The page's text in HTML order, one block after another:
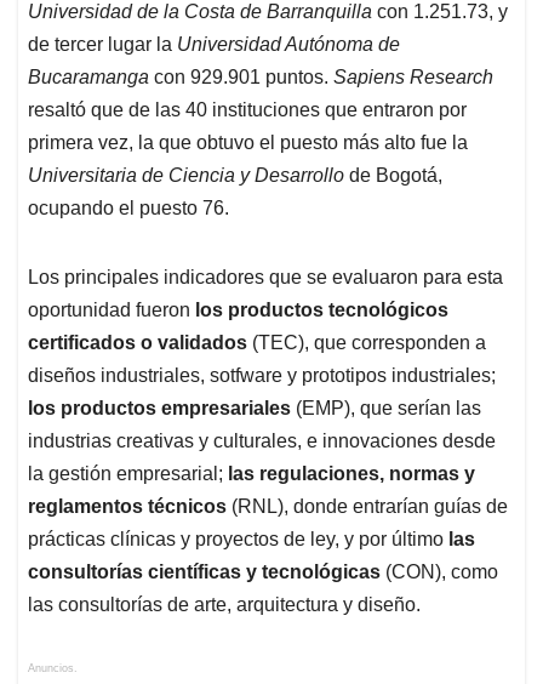
Universidad de la Costa de Barranquilla con 1.251.73, y
de tercer lugar la Universidad Autónoma de
Bucaramanga con 929.901 puntos. Sapiens Research
resaltó que de las 40 instituciones que entraron por
primera vez, la que obtuvo el puesto más alto fue la
Universitaria de Ciencia y Desarrollo de Bogotá,
ocupando el puesto 76.
Los principales indicadores que se evaluaron para esta
oportunidad fueron los productos tecnológicos
certificados o validados (TEC), que corresponden a
diseños industriales, sotfware y prototipos industriales;
los productos empresariales (EMP), que serían las
industrias creativas y culturales, e innovaciones desde
la gestión empresarial; las regulaciones, normas y
reglamentos técnicos (RNL), donde entrarían guías de
prácticas clínicas y proyectos de ley, y por último las
consultorías científicas y tecnológicas (CON), como
las consultorías de arte, arquitectura y diseño.
Anuncios.